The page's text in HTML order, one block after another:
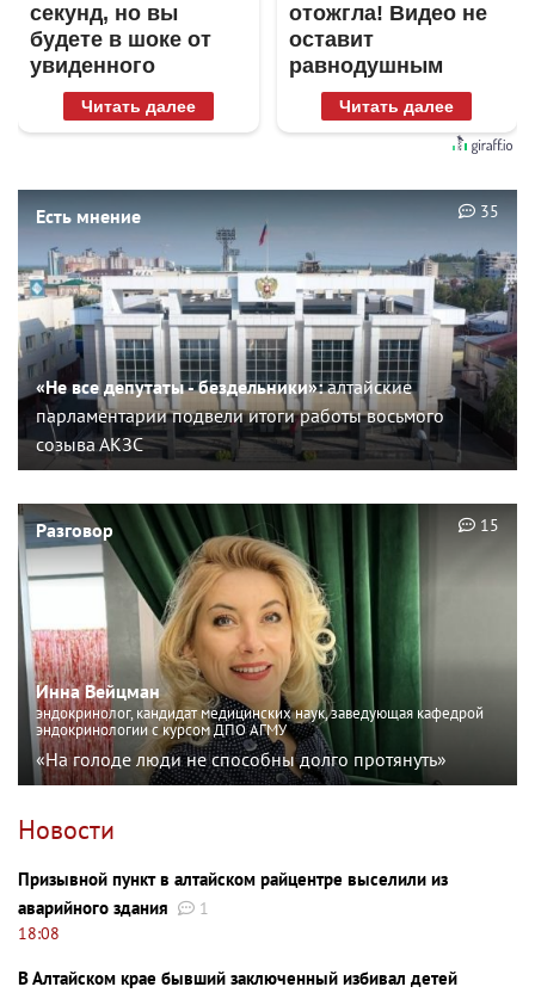
секунд, но вы
будете в шоке от
увиденного
Читать далее
отожгла! Видео не
оставит
равнодушным
Читать далее
Есть мнение
«Не все депутаты - бездельники»:алтайские
парламентарии подвели итоги работы восьмого
созыва АКЗС
35
Разговор
Инна Вейцман
эндокринолог, кандидат медицинских наук, заведующая кафедрой
эндокринологии с курсом ДПО АГМУ
«На голоде люди не способны долго протянуть»
15
Новости
Призывной пункт в алтайском райцентре выселили из
аварийного здания
1
18:08
В Алтайском крае бывший заключенный избивал детей